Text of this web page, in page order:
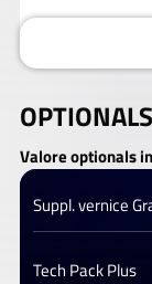
Valore optionals
Suppl. vernice
Tech Pack Plus